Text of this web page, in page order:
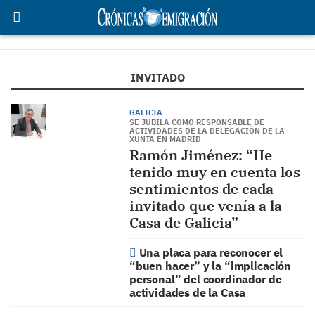
INVITADO
GALICIA
SE JUBILA COMO RESPONSABLE DE
ACTIVIDADES DE LA DELEGACIÓN DE LA
XUNTA EN MADRID
Ramón Jiménez: “He
tenido muy en cuenta los
sentimientos de cada
invitado que venía a la
Casa de Galicia”
Una placa para reconocer el
“buen hacer” y la “implicación
personal” del coordinador de
actividades de la Casa